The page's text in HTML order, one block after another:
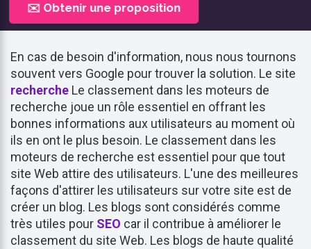
✉️ Obtenir une proposition
En cas de besoin d'information, nous nous tournons
souvent vers Google pour trouver la solution. Le site
recherche Le classement dans les moteurs de
recherche joue un rôle essentiel en offrant les
bonnes informations aux utilisateurs au moment où
ils en ont le plus besoin. Le classement dans les
moteurs de recherche est essentiel pour que tout
site Web attire des utilisateurs. L'une des meilleures
façons d'attirer les utilisateurs sur votre site est de
créer un blog. Les blogs sont considérés comme
très utiles pour SEO car il contribue à améliorer le
classement du site Web. Les blogs de haute qualité